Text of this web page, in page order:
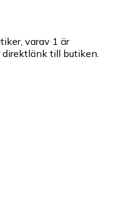
varav 1 är
till butiken.